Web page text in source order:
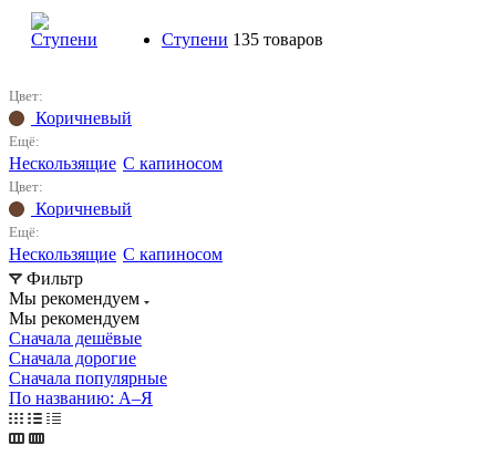
Ступени 135 товаров
Цвет:
Коричневый
Ещё:
Нескользящие С капиносом
Цвет:
Коричневый
Ещё:
Нескользящие С капиносом
Фильтр
Мы рекомендуем
Мы рекомендуем
Сначала дешёвые
Сначала дорогие
Сначала популярные
По названию: А–Я